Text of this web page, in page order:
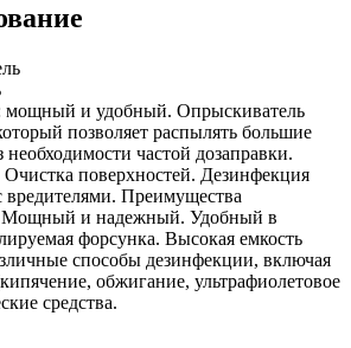
мощный и удобный. Опрыскиватель
позволяет распылять большие
частой дозаправки.
поверхностей. Дезинфекция
Преимущества
Мощный и надежный. Удобный в
форсунка. Высокая емкость
способы дезинфекции, включая
обжигание, ультрафиолетовое
средства.